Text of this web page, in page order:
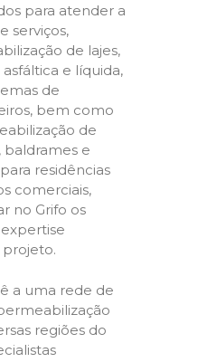
para atender a
serviços,
de lajes,
e líquida,
de
bem como
de
baldrames e
residências
comerciais,
no Grifo os
projeto.
a uma rede de
regiões do